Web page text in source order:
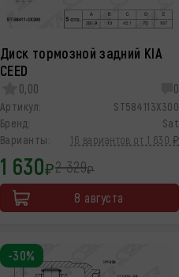
Диск тормозной задний KIA
CEED
0,00 0
Артикул:
ST584113X300
Бренд:
Sat
Варианты:
16 вариантов от 1 630 ₽
1 630₽2 329₽
8 августа
-30%